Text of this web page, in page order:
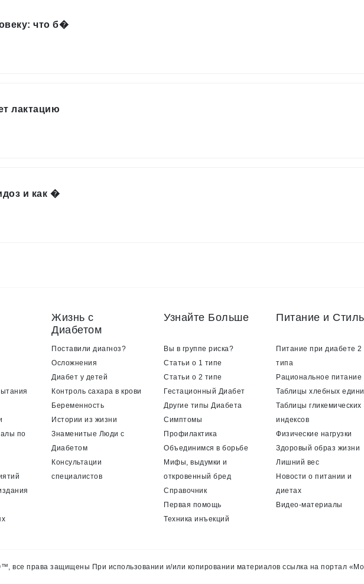
что б�
лактацию
и как �
по
Жизнь с
Диабетом
Поставили диагноз?
Осложнения
Диабет у детей
Контроль сахара в крови
Беременность
Истории из жизни
Знаменитые Люди с
Диабетом
Консультации
специалистов
Узнайте Больше
Вы в группе риска?
Статьи о 1 типе
Статьи о 2 типе
Гестационный Диабет
Другие типы Диабета
Симптомы
Профилактика
Объединимся в борьбе
Мифы, выдумки и
откровенный бред
Справочник
Первая помощь
Техника инъекций
Питание и Стиль
Питание при диабете 2
типа
Рациональное питание
Таблицы хлебных
Таблицы гликемических
индексов
Физические нагрузки
Здоровый образ жизни
Лишний вес
Новости о питании и
диетах
Видео-материалы
права защищены При использовании и/или копировании материалов ссылка на портал